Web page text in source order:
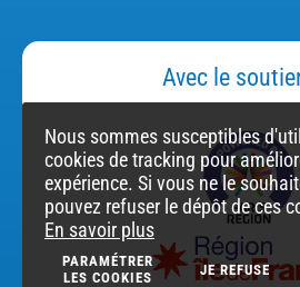
Nous sommes susceptibles
cookies de tracking pour
expérience. Si vous ne le
pouvez refuser le dépôt de ces
En savoir plus
PARAMÉTRER
LES COOKIES
JE REFUSE
Avec le